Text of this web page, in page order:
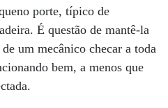
porte, típico de
É questão de mantê-la
um mecânico checar a toda
bem, a menos que